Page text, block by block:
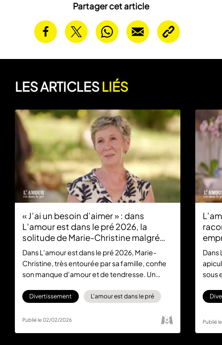
Partager cet article
LES ARTICLESLIÉS
« J’ai un besoin d’aimer » : dans
L’amour est dans le pré 2026, la
solitude de Marie-Christine malgré
une famille omniprésente
Dans L’amour est dans le pré 2026, Marie-
Christine, très entourée par sa famille, confie
son manque d’amour et de tendresse. Un
Divertissement L'amour est dans le pré
Publié le 02/02/2026
Dans
sous
Publié